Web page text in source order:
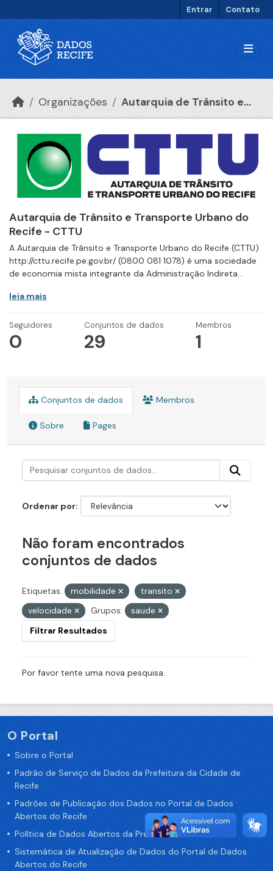
Entrar Contato
Organizações Autarquia de Trânsito e...
Autarquia de Trânsito e Transporte Urbano do
Recife - CTTU
A Autarquia de Trânsito e Transporte Urbano do Recife (CTTU)
http://cttu.recife.pe.gov.br/ (0800 081 1078) é uma sociedade
de economia mista integrante da Administração Indireta...
leia mais
Seguidores
0
Conjuntos de dados
29
Membros
1
Conjuntos de dados Membros
Sobre Pages
Ordenar por
Não foram encontrados
conjuntos de dados
Etiquetas: mobilidade
transito
velocidade
Grupos:
saude
Filtrar Resultados
Por favor tente uma nova pesquisa.
O Portal
Sobre o Portal
Padrão de Serviço de Dados da Prefeitura da Cidade de
Recife
Padrões de Publicação dos Dados no Portal de Dados
Abertos do Recife
Política de Dados Abertos da Prefeitura do Recife
Sistemática de Atualização de Dados do Portal de Dados
Abertos do Recife